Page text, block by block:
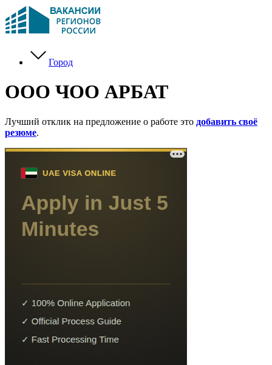
Город
ООО ЧОО АРБАТ
Лучший отклик на предложение о работе это добавить своё
резюме.